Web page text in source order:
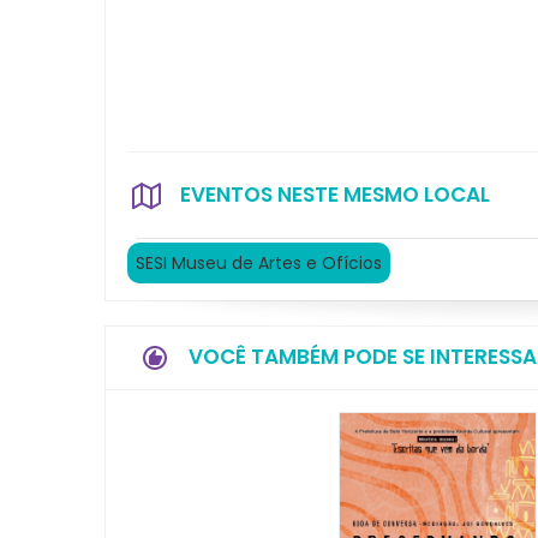
EVENTOS NESTE MESMO LOCAL
SESI Museu de Artes e Ofícios
VOCÊ TAMBÉM PODE SE